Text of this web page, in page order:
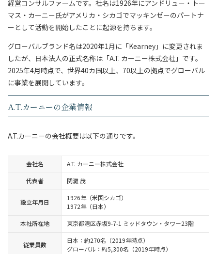
経営コンサルファームです。社名は1926年にアンドリュー・トー
マス・カーニー氏がアメリカ・シカゴでマッキンゼーのパートナ
ーとして活動を開始したことに起源を持ちます。
グローバルブランド名は2020年1月に「Kearney」に変更されま
したが、日本法人の正式名称は「A.T. カーニー株式会社」です。
2025年4月時点で、世界40カ国以上、70以上の拠点でグローバル
に事業を展開しています。
A.T.カーニーの企業情報
A.T.カーニーの会社概要は以下の通りです。
会社名 A.T. カーニー株式会社
代表者 関灘 茂
設立年月日
1926年（米国シカゴ）
1972年（日本）
本社所在地 東京都港区赤坂9-7-1 ミッドタウン・タワー23階
従業員数
日本：約270名（2019年時点）
グローバル：約5,300名（2019年時点）